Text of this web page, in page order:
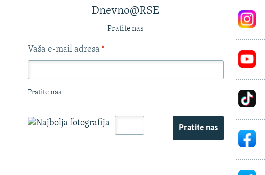
Dnevno@RSE
Pratite nas
Vaša e-mail adresa *
Pratite nas
Pratite nas